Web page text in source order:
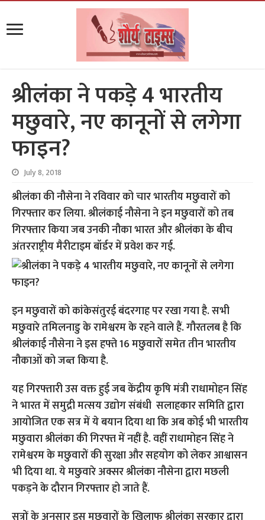
श्रीलंका ने पकड़े 4 भारतीय
मछुवारे, नए कानूनों से लगेगा
फाइन?
July 8, 2018
श्रीलंका की नौसेना ने रविवार को चार भारतीय मछुवारों को
गिरफ्तार कर लिया. श्रीलंकाई नौसेना ने इन मछुवारों को तब
गिरफ्तार किया जब उनकी नौका भारत और श्रीलंका के बीच
अंतरराष्ट्रीय मैरीटाइम बॉर्डर में प्रवेश कर गई.
इन मछुवारों को कांकेसंतुरई बंदरगाह पर रखा गया है. सभी
मछुवारे तमिलनाडु के रामेश्वरम के रहने वाले हैं. गौरतलब है कि
श्रीलंकाई नौसेना ने इस हफ्ते 16 मछुवारों समेत तीन भारतीय
नौकाओं को जब्त किया है.
यह गिरफ्तारी उस वक्त हुई जब केंद्रीय कृषि मंत्री राधामोहन सिंह
ने भारत में समुद्री मत्सय उद्योग संबंधी सलाहकार समिति द्वारा
आयोजित एक सत्र में ये बयान दिया था कि अब कोई भी भारतीय
मछुवारा श्रीलंका की गिरफ्त में नहीं है. वहीं राधामोहन सिंह ने
रामेश्वरम के मछुवारों की सुरक्षा और सहयोग को लेकर आश्वासन
भी दिया था. ये मछुवारे अक्सर श्रीलंका नौसेना द्वारा मछली
पकड़ने के दौरान गिरफ्तार हो जाते हैं.